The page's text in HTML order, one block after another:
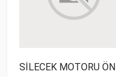
SİLECEK MOTORU ÖN